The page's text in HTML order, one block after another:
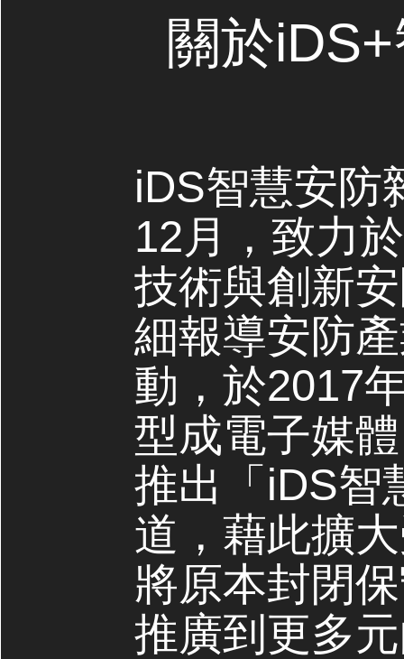
關於
iDS智慧安防
12月，致力
技術與創新
細報導安防
動，於2017
型成電子媒
推出「iDS智
道，藉此擴
將原本封閉
推廣到更多